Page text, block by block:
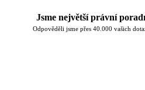
Jsme největší právní
Odpověděli jsme přes 40.000 vašich